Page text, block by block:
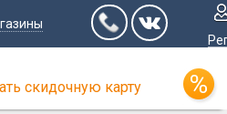
скидочную карту